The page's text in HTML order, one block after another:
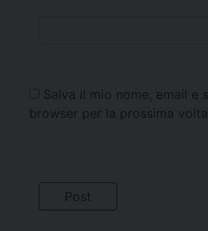
Salva il mio nome, email e
browser per la prossima